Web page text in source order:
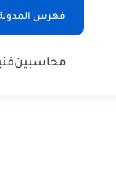
فهرس
محاسبين